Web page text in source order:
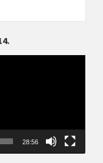
28:56